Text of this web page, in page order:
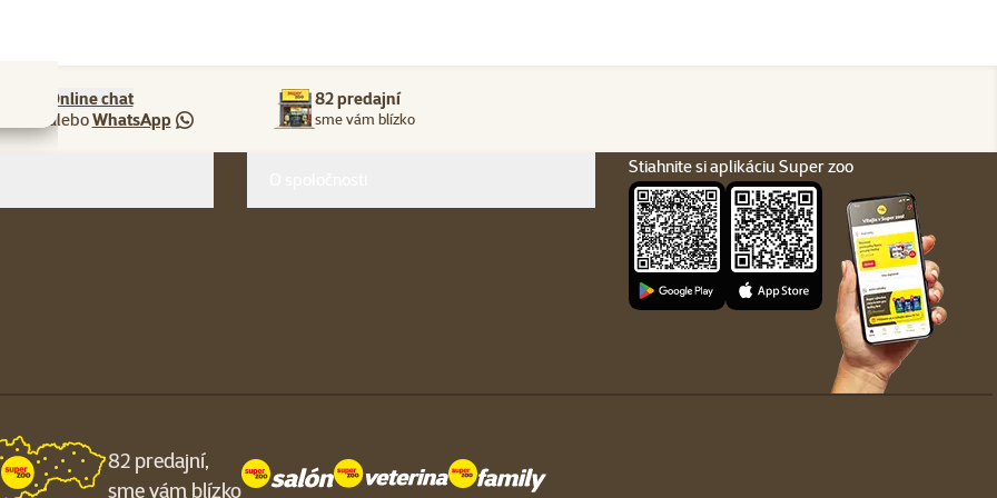
Online chat
aleboWhatsApp
82 predajní
sme vám blízko
Stiahnite si aplikáciu Super zoo
82 predajní,
sme vám blízko